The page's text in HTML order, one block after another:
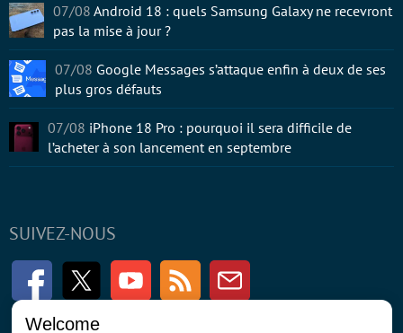
SUIVEZ-NOUS
FacebookTwitter Youtube RSS Newsletter
07/08 Android 18 : quels Samsung Galaxy ne recevront
pas la mise à jour ?
07/08 Google Messages s’attaque enfin à deux de ses
plus gros défauts
07/08 iPhone 18 Pro : pourquoi il sera difficile de
l’acheter à son lancement en septembre
Welcome